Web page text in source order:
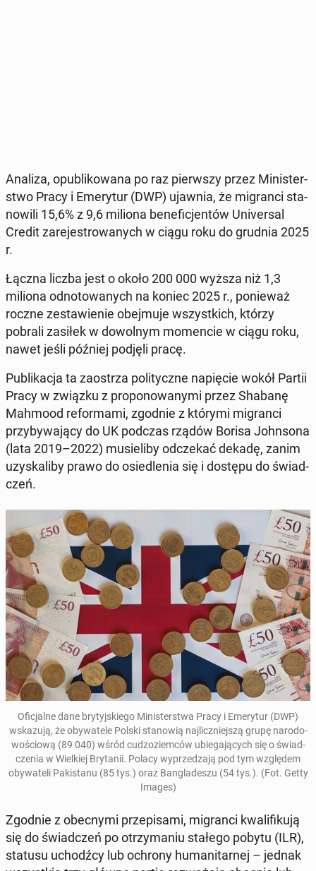
Analiza, opu­bli­ko­wa­na po raz pierw­szy przez Mi­ni­ster­
stwo Pracy i Eme­ry­tur (DWP) ujawnia, że ​​mi­gran­ci sta­
no­wi­li 15,6% z 9,6 miliona be­ne­fi­cjen­tów Uni­ver­sal
Credit za­re­je­stro­wa­nych w ciągu roku do grudnia 2025
r.
Łączna liczba jest o około 200 000 wyższa niż 1,3
miliona od­no­to­wa­nych na koniec 2025 r., po­nie­waż
roczne ze­sta­wie­nie obej­mu­je wszyst­kich, którzy
pobrali zasiłek w do­wol­nym mo­men­cie w ciągu roku,
nawet jeśli później podjęli pracę.
Pu­bli­ka­cja ta za­ostrza po­li­tycz­ne na­pię­cie wokół Partii
Pracy w związku z pro­po­no­wa­ny­mi przez Shabanę
Mahmood re­for­ma­mi, zgodnie z którymi mi­gran­ci
przy­by­wa­ją­cy do UK podczas rządów Borisa John­so­na
(lata 2019–2022) mu­sie­li­by od­cze­kać dekadę, zanim
uzy­ska­li­by prawo do osie­dle­nia się i dostępu do świad­
czeń.
Ofi­cjal­ne dane bry­tyj­skie­go Mi­ni­ster­stwa Pracy i Eme­ry­tur (DWP)
wska­zu­ją, że oby­wa­te­le Polski sta­no­wią naj­licz­niej­szą grupę na­ro­do­
wo­ścio­wą (89 040) wśród cu­dzo­ziem­ców ubie­ga­ją­cych się o świad­
cze­nia w Wiel­kiej Bry­ta­nii. Polacy wy­prze­dza­ją pod tym wzglę­dem
oby­wa­te­li Pa­ki­sta­nu (85 tys.) oraz Ban­gla­de­szu (54 tys.). (Fot. Getty
Images)
Zgodnie z obec­ny­mi prze­pi­sa­mi, mi­gran­ci kwa­li­fi­ku­ją
się do świad­czeń po otrzy­ma­niu stałego pobytu (ILR),
statusu uchodź­cy lub ochrony hu­ma­ni­tar­nej – jednak